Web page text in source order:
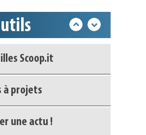
Scoop.it
à projets
une actu !